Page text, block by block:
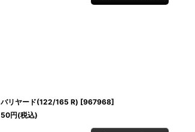
バリヤード(122/165 R) [967968]
50円(税込)